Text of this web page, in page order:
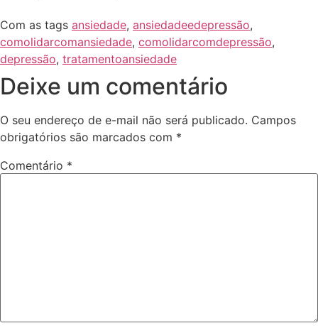
Com as tags ansiedade, ansiedadeedepressão,
comolidarcomansiedade, comolidarcomdepressão,
depressão, tratamentoansiedade
Deixe um comentário
O seu endereço de e-mail não será publicado. Campos
obrigatórios são marcados com *
Comentário *